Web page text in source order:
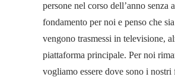
persone nel corso dell’anno
fondamento per noi e penso che
vengono trasmessi in televisione,
piattaforma principale. Per noi
vogliamo essere dove sono i